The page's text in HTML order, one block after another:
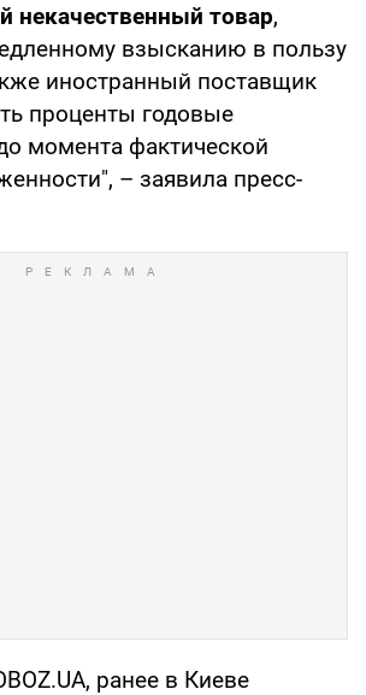
некачественный товар,
взысканию в пользу
иностранный поставщик
проценты годовые
момента фактической
– заявила пресс-
ранее в Киеве